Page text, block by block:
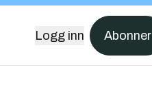
Logg inn Abonner